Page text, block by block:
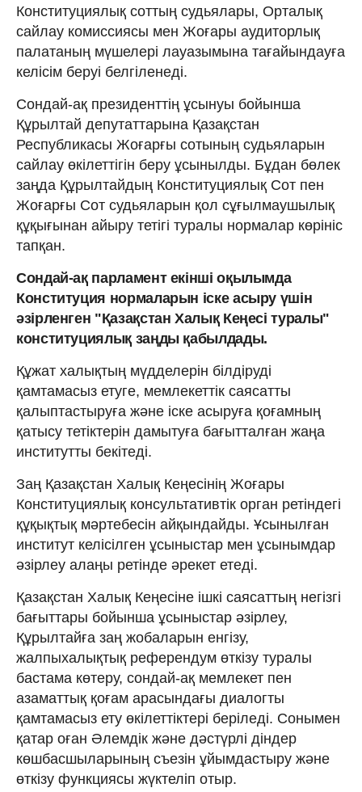
Конституциялық соттың судьялары, Орталық
сайлау комиссиясы мен Жоғары аудиторлық
палатаның мүшелері лауазымына тағайындауға
келісім беруі белгіленеді.
Сондай-ақ президенттің ұсынуы бойынша
Құрылтай депутаттарына Қазақстан
Республикасы Жоғарғы сотының судьяларын
сайлау өкілеттігін беру ұсынылды. Бұдан бөлек
заңда Құрылтайдың Конституциялық Сот пен
Жоғарғы Сот судьяларын қол сұғылмаушылық
құқығынан айыру тетігі туралы нормалар көрініс
тапқан.
Сондай-ақ парламент екінші оқылымда
Конституция нормаларын іске асыру үшін
әзірленген "Қазақстан Халық Кеңесі туралы"
конституциялық заңды қабылдады.
Құжат халықтың мүдделерін білдіруді
қамтамасыз етуге, мемлекеттік саясатты
қалыптастыруға және іске асыруға қоғамның
қатысу тетіктерін дамытуға бағытталған жаңа
институтты бекітеді.
Заң Қазақстан Халық Кеңесінің Жоғары
Конституциялық консультативтік орган ретіндегі
құқықтық мәртебесін айқындайды. Ұсынылған
институт келісілген ұсыныстар мен ұсынымдар
әзірлеу алаңы ретінде әрекет етеді.
Қазақстан Халық Кеңесіне ішкі саясаттың негізгі
бағыттары бойынша ұсыныстар әзірлеу,
Құрылтайға заң жобаларын енгізу,
жалпыхалықтық референдум өткізу туралы
бастама көтеру, сондай-ақ мемлекет пен
азаматтық қоғам арасындағы диалогты
қамтамасыз ету өкілеттіктері беріледі. Сонымен
қатар оған Әлемдік және дәстүрлі діндер
көшбасшыларының съезін ұйымдастыру және
өткізу функциясы жүктеліп отыр.